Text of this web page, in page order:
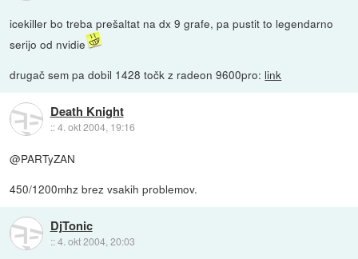
icekiller bo treba prešaltat na dx 9 grafe, pa pustit to legendarno
serijo od nvidie
drugač sem pa dobil 1428 točk z radeon 9600pro: link
Death Knight
::4. okt 2004, 19:16
@PARTyZAN
450/1200mhz brez vsakih problemov.
DjTonic
::4. okt 2004, 20:03